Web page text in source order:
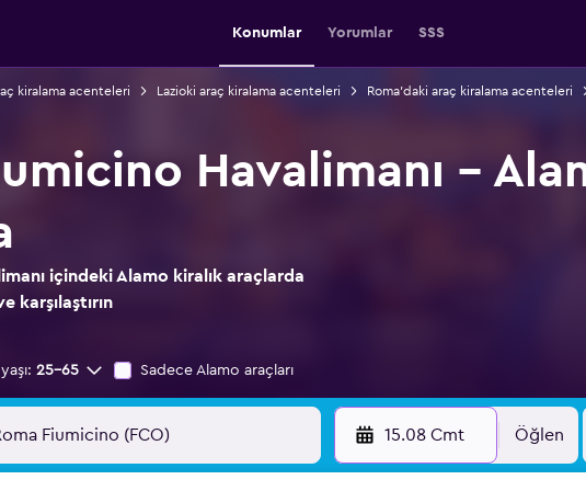
Konumlar Yorumlar SSS
kiralama acenteleri Lazioki araç kiralama acenteleri Roma'daki araç kiralama acenteleri
Havalimanı -
içindeki Alamo kiralık araçlarda
karşılaştırın
25-65 Sadece Alamo araçları
15.08 Cmt Öğlen